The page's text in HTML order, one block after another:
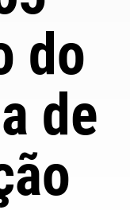
do
de